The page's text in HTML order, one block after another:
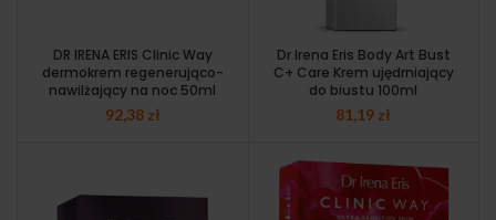
DR IRENA ERIS Clinic Way
dermokrem regenerująco-
nawilżający na noc 50ml
92,38 zł
Dr Irena Eris Body Art Bust
C+ Care Krem ujędrniający
do biustu 100ml
81,19 zł